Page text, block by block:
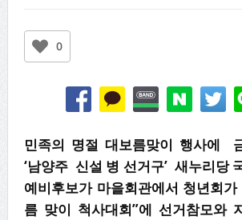
0
민족의 명절 대보름맞이 행사에
‘남양주 신설 병 선거구’ 새누리당
예비후보가 마을회관에서 청년회
름 맞이 척사대회”에 선거참모와